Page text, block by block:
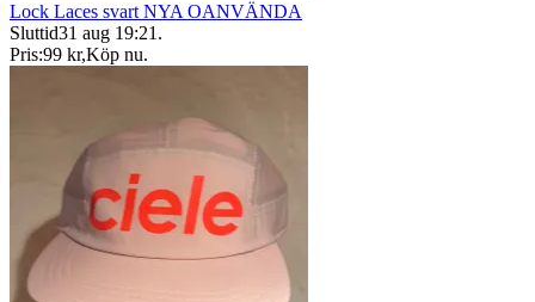
Lock Laces svart NYA OANVÄNDA
Sluttid31 aug 19:21 .
Pris:99 kr,Köp nu.